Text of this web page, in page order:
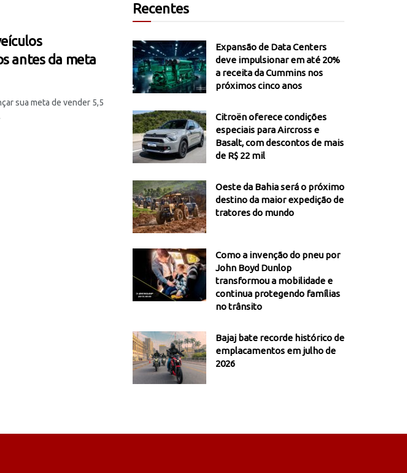
antes da meta
sua meta de vender 5,5
Recentes
Expansão de Data Centers
deve impulsionar em até 20%
a receita da Cummins nos
próximos cinco anos
Citroën oferece condições
especiais para Aircross e
Basalt, com descontos de mais
de R$ 22 mil
Oeste da Bahia será o próximo
destino da maior expedição de
tratores do mundo
Como a invenção do pneu por
John Boyd Dunlop
transformou a mobilidade e
continua protegendo famílias
no trânsito
Bajaj bate recorde histórico de
emplacamentos em julho de
2026